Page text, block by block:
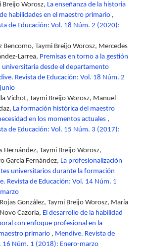
Breijo Worosz, La enseñanza de la historia
habilidades en el maestro primario ,
de Educación: Vol. 18 Núm. 2 (2020):
Bencomo, Taymi Breijo Worosz, Mercedes
Larrea, Premisas en torno a la gestión
universitaria desde el departamento
Revista de Educación: Vol. 18 Núm. 2
Vichot, Taymi Breijo Worosz, Manuel
La formación histórica del maestro
en los momentos actuales ,
de Educación: Vol. 15 Núm. 3 (2017):
Hernández, Taymi Breijo Worosz,
García Fernández, La profesionalización
universitarios durante la formación
Revista de Educación: Vol. 14 Núm. 1
González, Taymi Breijo Worosz, María
Cazorla, El desarrollo de la habilidad
con enfoque profesional en la
primario , Mendive. Revista de
16 Núm. 1 (2018): Enero-marzo